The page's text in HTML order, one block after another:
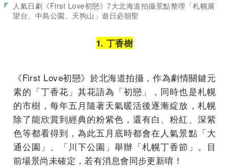
人氣日劇《First Love初戀》7大北海道拍攝景點整理「札幌展
望台、中島公園、天狗山」遊日必朝聖
1. 丁香樹
《First Love初戀》於北海道拍攝，作為劇情關鍵元
素的「丁香花」其花語為「初戀」，同時也是札幌
的市樹，每年五月隨著天氣暖活後逐漸綻放，札幌
除了能欣賞到經典的粉紫色，還有白、粉紅、深紫
色等都看得到，為此五月底時都會在人氣景點「大
通公園」、「川下公園」舉辦「札幌丁香節」。目
前場景尚未確定，若有消息會同步更新唷！